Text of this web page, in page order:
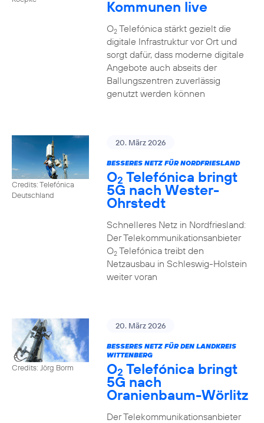
Kommunen live
O2Telefónica stärkt gezielt die
digitale Infrastruktur vor Ort und
sorgt dafür, dass moderne digitale
Angebote auch abseits der
Ballungszentren zuverlässig
genutzt werden können
Credits: Telefónica
Deutschland
20. März 2026
BESSERES NETZ FÜR NORDFRIESLAND
O2 Telefónica bringt
5G nach Wester-
Ohrstedt
Schnelleres Netz in Nordfriesland:
Der Telekommunikationsanbieter
O2Telefónica treibt den
Netzausbau in Schleswig-Holstein
weiter voran
Credits: Jörg Borm
20. März 2026
BESSERES NETZ FÜR DEN LANDKREIS
WITTENBERG
O2 Telefónica bringt
5G nach
Oranienbaum-Wörlitz
Der Telekommunikationsanbieter